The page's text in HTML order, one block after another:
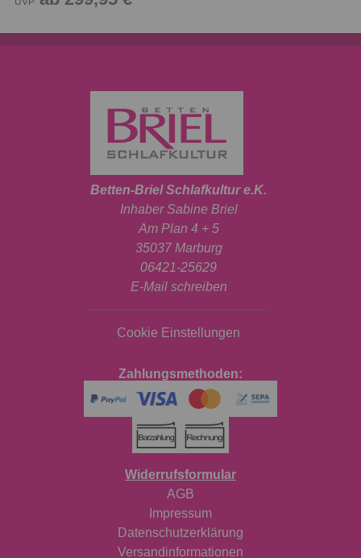
Betten-Briel Schlafkultur e.K.
Inhaber Sabine Briel
Am Plan 4 + 5
35037 Marburg
06421-25629
E-Mail schreiben
Cookie Einstellungen
Zahlungsmethoden:
Widerrufsformular
AGB
Impressum
Datenschutzerklärung
Versandinformationen